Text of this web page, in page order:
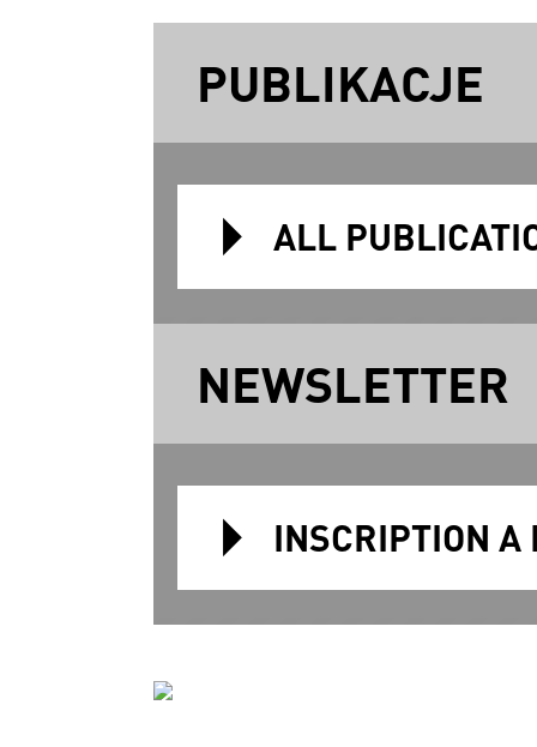
PUBLIKACJE
ALL
NEWSLETTER
INSCRIPTION A